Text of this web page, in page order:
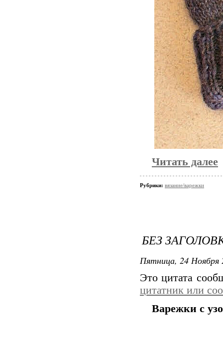
Читать далее
Рубрики: вязание/варежки
БЕЗ
Пятница, 24 Ноября
Это цитата
цитатник или
Варежки с